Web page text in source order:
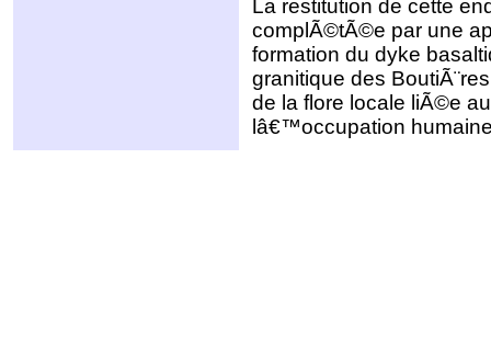
La restitution de cette
complÃ©tÃ©e par une
formation du dyke
granitique des
de la flore locale liÃ©e
lâ€™occupation